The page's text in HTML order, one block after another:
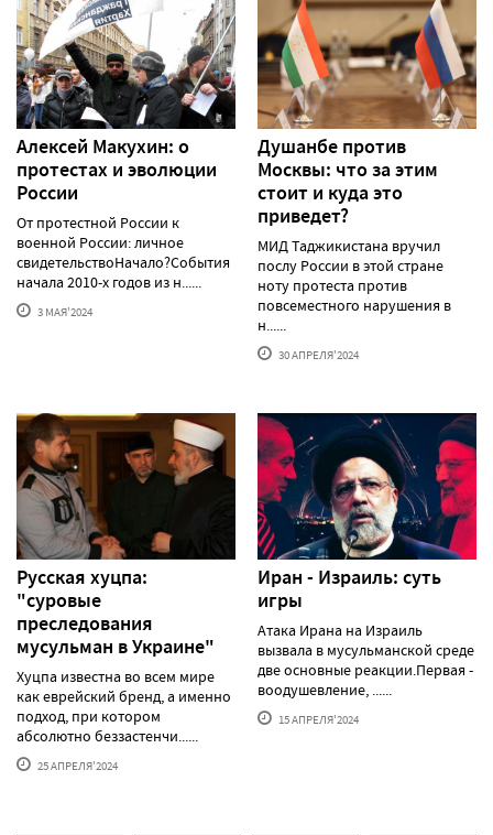
Алексей Макуxин: о
протестаx и эволюции
России
От протестной России к
военной России: личное
свидетельствоНачало?События
начала 2010-х годов из н......
3 МАЯ'2024
Душанбе против
Москвы: что за этим
стоит и куда это
приведет?
МИД Таджикистана вручил
послу России в этой стране
ноту протеста против
повсеместного нарушения в
н......
30 АПРЕЛЯ'2024
Русская хуцпа:
"суровые
преследования
мусульман в Украине"
Хуцпа известна во всем мире
как еврейский бренд, а именно
подход, при котором
абсолютно беззастенчи......
25 АПРЕЛЯ'2024
Иран - Израиль: суть
игры
Атака Ирана на Израиль
вызвала в мусульманской среде
две основные реакции.Первая -
воодушевление, ......
15 АПРЕЛЯ'2024